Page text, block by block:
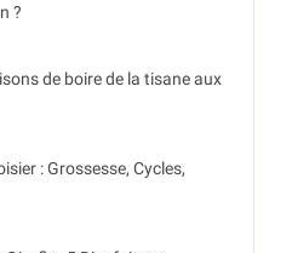
?
de boire de la tisane aux
: Grossesse, Cycles,